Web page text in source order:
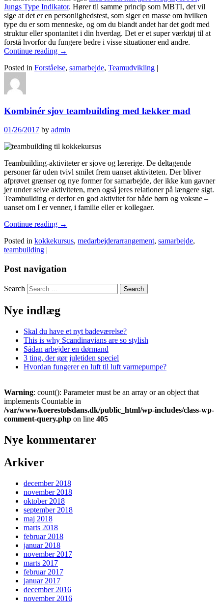
Jungs Type Indikator. Hører til samme princip som MBTI, det vil
sige at det er en personlighedstest, som siger en masse om hvilken
type du er som menneske, og om du blandt andet har det godt med
struktur eller spontanitet i din hverdag. Det er et super værktøj til at
forstå hvorfor du fungere bedre i visse situationer end andre.
Continue reading →
Posted in Forståelse, samarbejde, Teamudvikling |
Kombinér sjov teambuilding med lækker mad
01/26/2017 by admin
Teambuilding-aktiviteter er sjove og lærerige. De deltagende
personer får uden tvivl smilet frem uanset aktiviteten. Der bliver
afprøvet grænser og nye former for samarbejde, der ikke kun gavner
jer under selve aktiviteten, men også jeres relationer på længere sigt.
Teambuilding er derfor en god aktivitet for både børn og voksne –
uanset om I er venner, i familie eller er kollegaer.
Continue reading →
Posted in kokkekursus, medarbejderarrangement, samarbejde,
teambuilding |
Post navigation
Search
Nye indlæg
Skal du have et nyt badeværelse?
This is why Scandinavians are so stylish
Sådan arbejder en dørmand
3 ting, der gør juletiden speciel
Hvordan fungerer en luft til luft varmepumpe?
Warning: count(): Parameter must be an array or an object that
implements Countable in
/var/www/koerestolsdans.dk/public_html/wp-includes/class-wp-
comment-query.php on line 405
Nye kommentarer
Arkiver
december 2018
november 2018
oktober 2018
september 2018
maj 2018
marts 2018
februar 2018
januar 2018
november 2017
marts 2017
februar 2017
januar 2017
december 2016
november 2016